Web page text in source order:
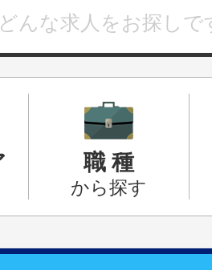
職 種
から探す